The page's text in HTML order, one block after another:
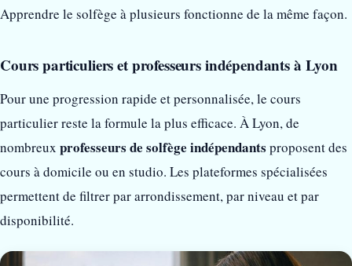
Apprendre le solfège à plusieurs fonctionne de la même façon.
Cours particuliers et professeurs indépendants à Lyon
Pour une progression rapide et personnalisée, le cours
particulier reste la formule la plus efficace. À Lyon, de
nombreux professeurs de solfège indépendants proposent des
cours à domicile ou en studio. Les plateformes spécialisées
permettent de filtrer par arrondissement, par niveau et par
disponibilité.